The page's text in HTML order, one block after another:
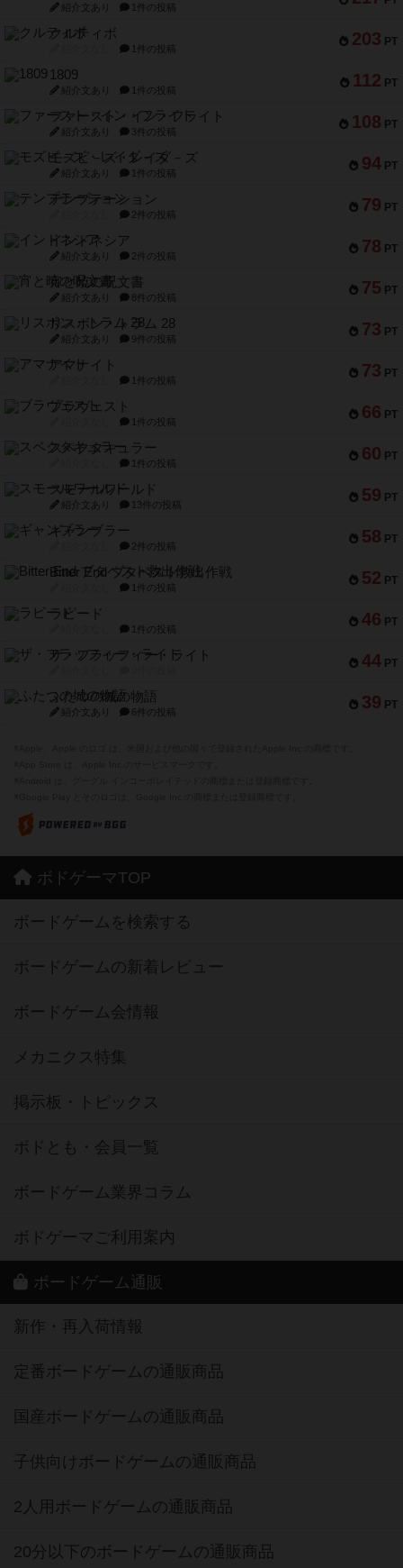
紹介文あり 1件の投稿
203 PT
クルティボ
1件の投稿
112 PT
1809
紹介文あり 1件の投稿
108 PT
ファースト・イン・フライト
紹介文あり 3件の投稿
94 PT
モズビ－ズ・レイダ－ズ
紹介文あり 1件の投稿
79 PT
テンプテーション
2件の投稿
78 PT
インドネシア
紹介文あり 2件の投稿
75 PT
宵と暁の呪文書
紹介文あり 8件の投稿
73 PT
リスボン・トラム 28
紹介文あり 9件の投稿
73 PT
アマナイト
1件の投稿
66 PT
ブラヴェスト
1件の投稿
60 PT
スペクタキュラー
1件の投稿
59 PT
スモールワールド
紹介文あり 13件の投稿
58 PT
ギャンブラー
2件の投稿
52 PT
Bitter End ブタペスト救出作戦
1件の投稿
46 PT
ラピード
1件の投稿
44 PT
ザ・フラッフィー・ライト
39 PT
ふたつの城の物語
紹介文あり 6件の投稿
ボドゲーマTOP
ボードゲームを検索する
ボードゲームの新着レビュー
ボードゲーム会情報
メカニクス特集
掲示板・トピックス
ボドとも・会員一覧
ボードゲーム業界コラム
ボドゲーマご利用案内
ボードゲーム通販
新作・再入荷情報
定番ボードゲームの通販商品
国産ボードゲームの通販商品
子供向けボードゲームの通販商品
2人用ボードゲームの通販商品
20分以下のボードゲームの通販商品